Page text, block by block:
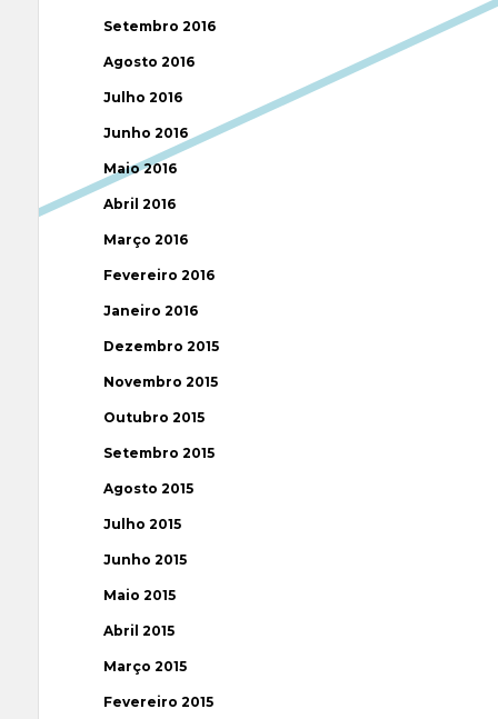
Setembro 2016
Agosto 2016
Julho 2016
Junho 2016
Maio 2016
Abril 2016
Março 2016
Fevereiro 2016
Janeiro 2016
Dezembro 2015
Novembro 2015
Outubro 2015
Setembro 2015
Agosto 2015
Julho 2015
Junho 2015
Maio 2015
Abril 2015
Março 2015
Fevereiro 2015